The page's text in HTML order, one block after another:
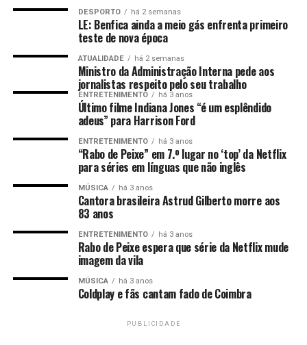
DESPORTO há 2 semanas
LE: Benfica ainda a meio gás enfrenta primeiro
teste de nova época
ATUALIDADE há 2 semanas
Ministro da Administração Interna pede aos
jornalistas respeito pelo seu trabalho
ENTRETENIMENTO há 3 anos
Último filme Indiana Jones “é um esplêndido
adeus” para Harrison Ford
ENTRETENIMENTO há 3 anos
“Rabo de Peixe” em 7.º lugar no ‘top’ da Netflix
para séries em línguas que não inglês
MÚSICA há 3 anos
Cantora brasileira Astrud Gilberto morre aos
83 anos
ENTRETENIMENTO há 3 anos
Rabo de Peixe espera que série da Netflix mude
imagem da vila
MÚSICA há 3 anos
Coldplay e fãs cantam fado de Coimbra
PUBLICIDADE